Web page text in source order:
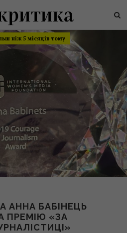
ніж 5 місяців тому
АННА БАБІНЕЦЬ
ПРЕМІЮ «ЗА